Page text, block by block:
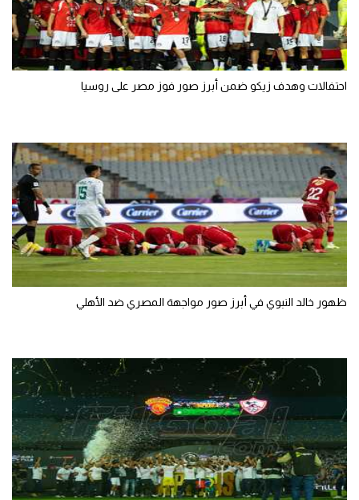
احتفالات وهدف زيكو ضمن أبرز صور فوز مصر على روسيا
ظهور خالد النبوي في أبرز صور مواجهة المصري ضد الأهلي